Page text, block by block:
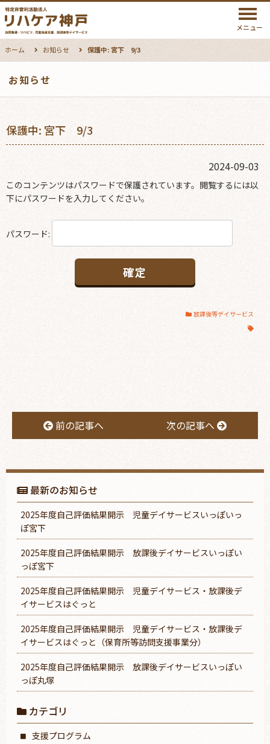
メニュー
ホーム お知らせ 保護中: 宮下 9/3
お知らせ
保護中: 宮下 9/3
2024-09-03
このコンテンツはパスワードで保護されています。閲覧するには以
下にパスワードを入力してください。
パスワード:
放課後等デイサービス
前の記事へ 次の記事へ
最新のお知らせ
2025年度自己評価結果開示 児童デイサービスいっぽいっ
ぽ宮下
2025年度自己評価結果開示 放課後デイサービスいっぽい
っぽ宮下
2025年度自己評価結果開示 児童デイサービス・放課後デ
イサービスはぐっと
2025年度自己評価結果開示 児童デイサービス・放課後デ
イサービスはぐっと（保育所等訪問支援事業分）
2025年度自己評価結果開示 放課後デイサービスいっぽい
っぽ丸塚
カテゴリ
支援プログラム